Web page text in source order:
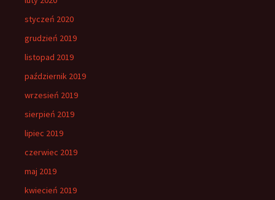
styczeń 2020
grudzień 2019
listopad 2019
październik 2019
wrzesień 2019
sierpień 2019
lipiec 2019
czerwiec 2019
maj 2019
kwiecień 2019